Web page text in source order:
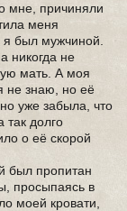
мне, причиняли
меня
был мужчиной.
никогда не
мать. А моя
не знаю, но её
уже забыла, что
долго
о её скорой
был пропитан
просыпаясь в
моей кровати,